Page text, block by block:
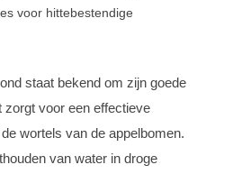
voor hittebestendige
staat bekend om zijn goede
zorgt voor een effectieve
wortels van de appelbomen.
van water in droge